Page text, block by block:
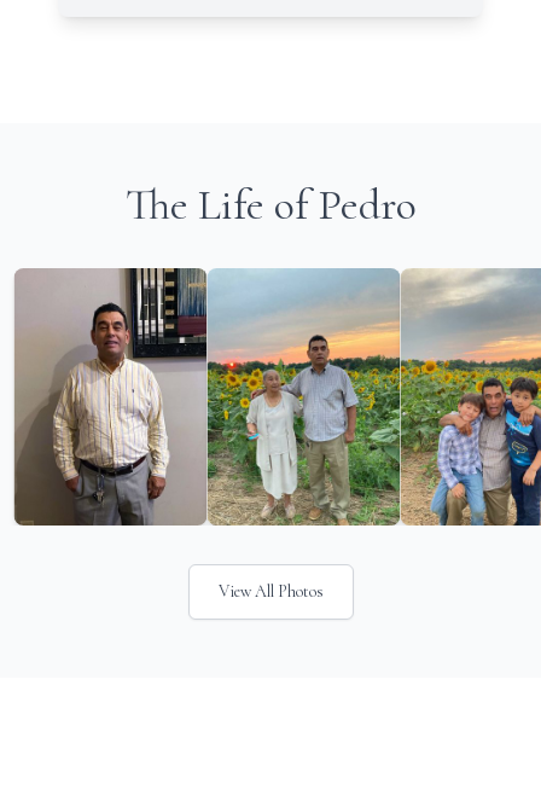
The Life of Pedro
View All Photos